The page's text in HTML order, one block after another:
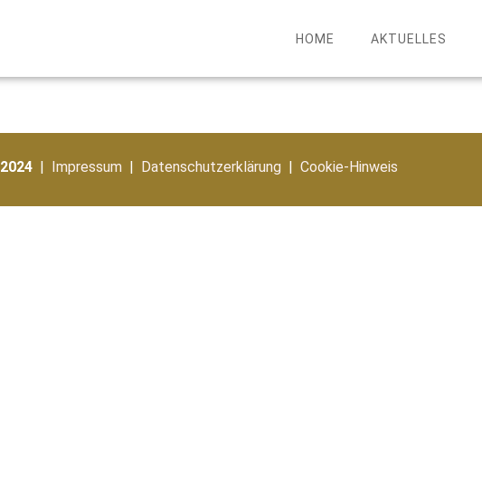
HOME AKTUELLES
Impressum Datenschutzerklärung Cookie-Hinweis